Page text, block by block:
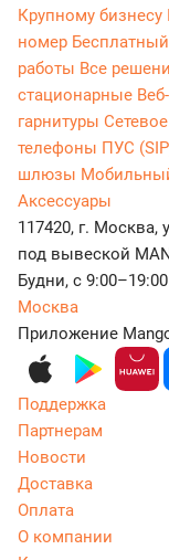
Крупному бизнесу
номер
работы Все
стационарные
гарнитуры
телефоны ПУС
шлюзы
Аксессуары
117420, г. Москва,
под вывеской
Будни, с 9:00–19:00
Москва
Приложение
Поддержка
Партнерам
Новости
Доставка
Оплата
О компании